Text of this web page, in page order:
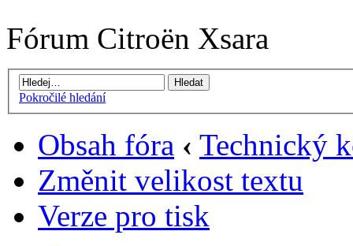
Fórum Citroën Xsara
Pokročilé hledání
Obsah fóra ‹ Technický
Změnit velikost textu
Verze pro tisk